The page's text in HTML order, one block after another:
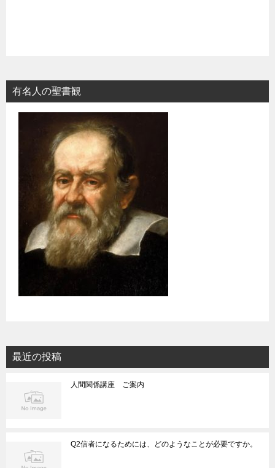
有名人の聖書観
最近の投稿
人間関係講座 ご案内
Q2信者になるためには、どのようなことが必要ですか。